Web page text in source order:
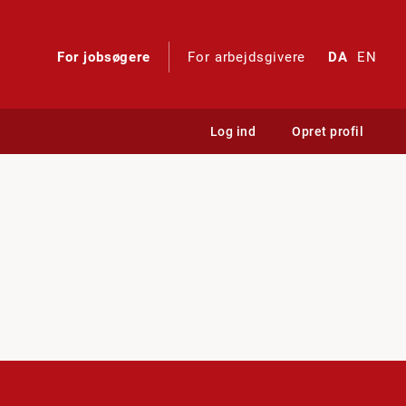
For jobsøgere For arbejdsgivere DA EN
Log ind Opret profil